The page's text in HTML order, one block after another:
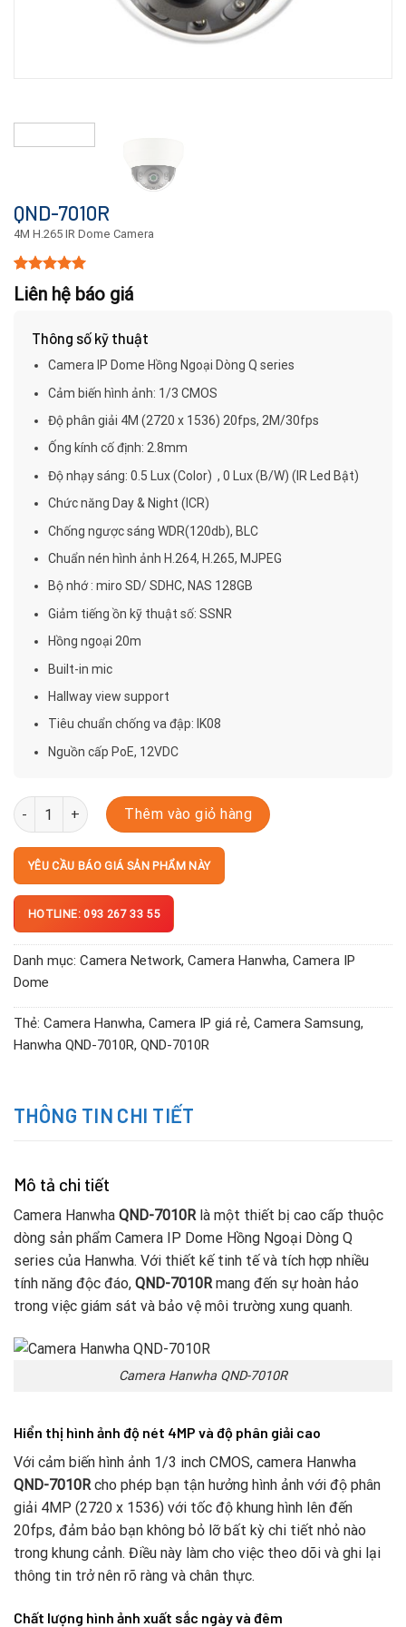
QND-7010R
4M H.265 IR Dome Camera
5.00
trên 5
dựa trên
15
Liên hệ báo giá
Thông số kỹ thuật
Camera IP Dome Hồng Ngoại Dòng Q series
Cảm biến hình ảnh: 1/3 CMOS
Độ phân giải 4M (2720 x 1536) 20fps, 2M/30fps
Ống kính cố định: 2.8mm
Độ nhạy sáng: 0.5 Lux (Color) , 0 Lux (B/W) (IR Led Bật)
Chức năng Day & Night (ICR)
Chống ngược sáng WDR(120db), BLC
Chuẩn nén hình ảnh H.264, H.265, MJPEG
Bộ nhớ : miro SD/ SDHC, NAS 128GB
Giảm tiếng ồn kỹ thuật số: SSNR
Hồng ngoại 20m
Built-in mic
Hallway view support
Tiêu chuẩn chống va đập: IK08
Nguồn cấp PoE, 12VDC
QND-7010R số lượngThêm vào giỏ hàng
YÊU CẦU BÁO GIÁ SẢN PHẨM NÀY
HOTLINE: 093 267 33 55
Danh mục: Camera Network, Camera Hanwha, Camera IP
Dome
Thẻ: Camera Hanwha, Camera IP giá rẻ, Camera Samsung,
Hanwha QND-7010R, QND-7010R
THÔNG TIN CHI TIẾT
Mô tả chi tiết
Camera Hanwha QND-7010Rlà một thiết bị cao cấp thuộc
dòng sản phẩm Camera IP Dome Hồng Ngoại Dòng Q
series của Hanwha. Với thiết kế tinh tế và tích hợp nhiều
tính năng độc đáo, QND-7010Rmang đến sự hoàn hảo
trong việc giám sát và bảo vệ môi trường xung quanh.
Camera Hanwha QND-7010R
Hiển thị hình ảnh độ nét 4MP và độ phân giải cao
Với cảm biến hình ảnh 1/3 inch CMOS, camera Hanwha
QND-7010Rcho phép bạn tận hưởng hình ảnh với độ phân
giải 4MP (2720 x 1536) với tốc độ khung hình lên đến
20fps, đảm bảo bạn không bỏ lỡ bất kỳ chi tiết nhỏ nào
trong khung cảnh. Điều này làm cho việc theo dõi và ghi lại
thông tin trở nên rõ ràng và chân thực.
Chất lượng hình ảnh xuất sắc ngày và đêm